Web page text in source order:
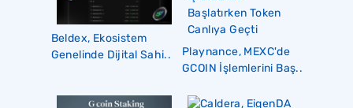
Beldex, Ekosistem
Genelinde Dijital Sahi..
Playnance, MEXC'de
GCOIN İşlemlerini Baş..